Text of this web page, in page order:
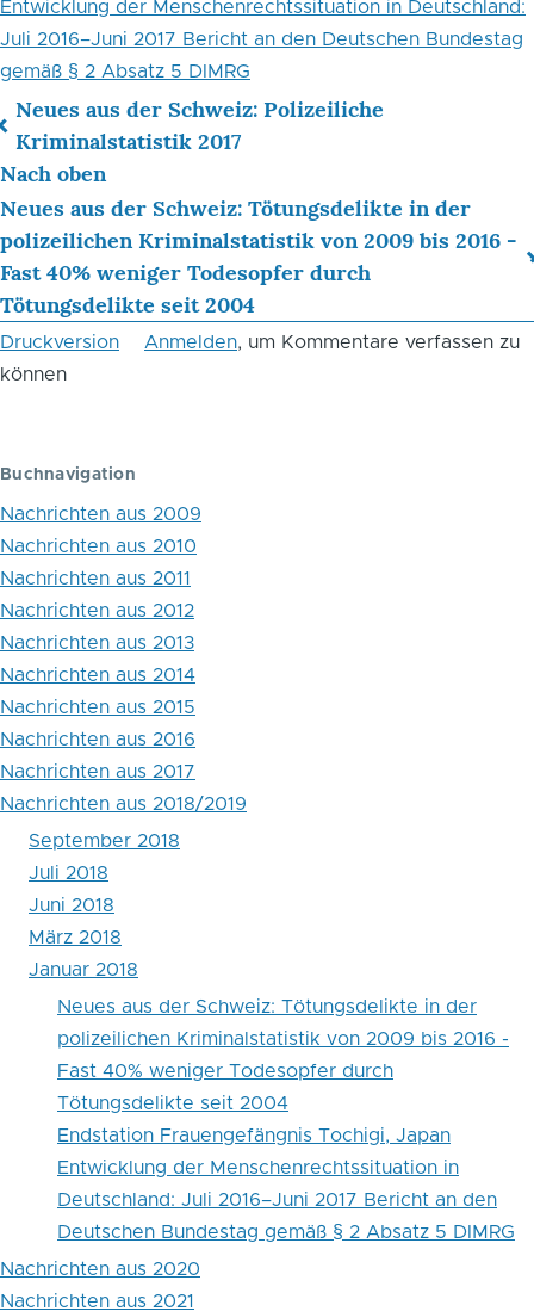
Entwicklung der Menschenrechtssituation in Deutschland:
Juli 2016–Juni 2017 Bericht an den Deutschen Bundestag
gemäß § 2 Absatz 5 DIMRG
Links
für
das
Blättern
im
Buch
Neues aus der Schweiz: Polizeiliche
Kriminalstatistik 2017
Nach oben
Neues aus der Schweiz: Tötungsdelikte in der
polizeilichen Kriminalstatistik von 2009 bis 2016 -
Fast 40% weniger Todesopfer durch
Tötungsdelikte seit 2004
Druckversion Anmelden, um Kommentare verfassen zu
können
Buchnavigation
Nachrichten aus 2009
Nachrichten aus 2010
Nachrichten aus 2011
Nachrichten aus 2012
Nachrichten aus 2013
Nachrichten aus 2014
Nachrichten aus 2015
Nachrichten aus 2016
Nachrichten aus 2017
Nachrichten aus 2018/2019
September 2018
Juli 2018
Juni 2018
März 2018
Januar 2018
Neues aus der Schweiz: Tötungsdelikte in der
polizeilichen Kriminalstatistik von 2009 bis 2016 -
Fast 40% weniger Todesopfer durch
Tötungsdelikte seit 2004
Endstation Frauengefängnis Tochigi, Japan
Entwicklung der Menschenrechtssituation in
Deutschland: Juli 2016–Juni 2017 Bericht an den
Deutschen Bundestag gemäß § 2 Absatz 5 DIMRG
Nachrichten aus 2020
Nachrichten aus 2021